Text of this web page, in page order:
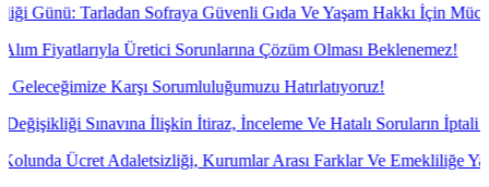
Sofraya Güvenli Gıda Ve Yaşam Hakkı İçin Mücadele!
Üretici Sorunlarına Çözüm Olması Beklenemez!
Sorumluluğumuzu Hatırlatıyoruz!
İlişkin İtiraz, İnceleme Ve Hatalı Soruların İptali İçin İtiraz
Adaletsizliği, Kurumlar Arası Farklar Ve Emekliliğe Yansımayan